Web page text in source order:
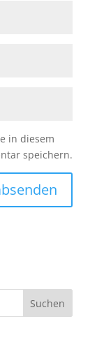
in diesem
speichern.
Suchen